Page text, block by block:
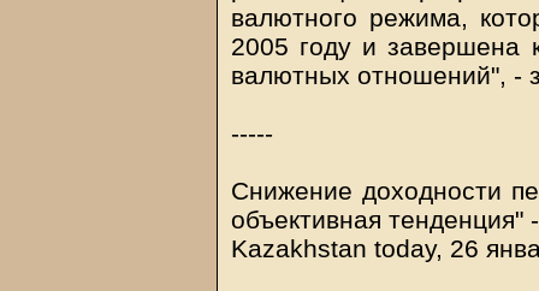
валютного режима,
2005 году и завершена
валютных отношений", -
-----
Снижение доходности
объективная
Kazakhstan today, 26